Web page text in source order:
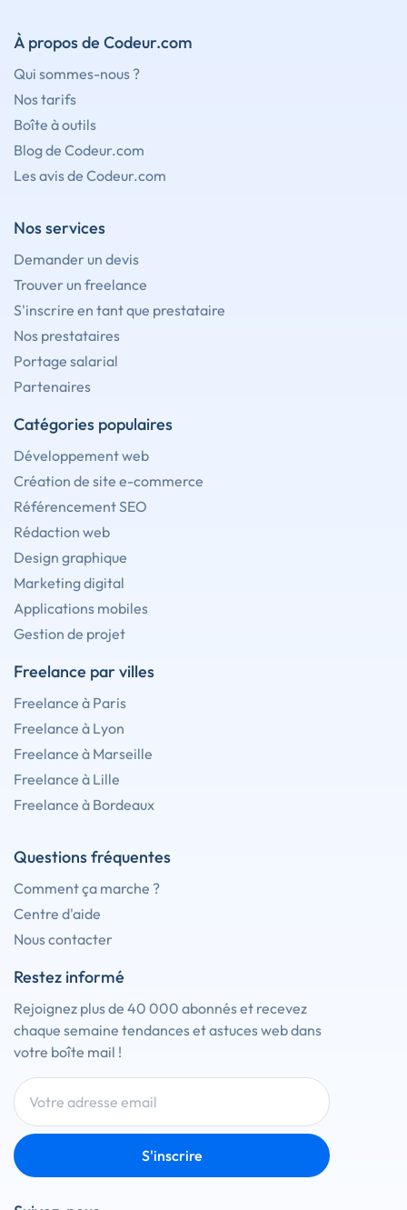
À propos de Codeur.com
Qui sommes-nous ?
Nos tarifs
Boîte à outils
Blog de Codeur.com
Les avis de Codeur.com
Nos services
Demander un devis
Trouver un freelance
S'inscrire en tant que prestataire
Nos prestataires
Portage salarial
Partenaires
Catégories populaires
Développement web
Création de site e-commerce
Référencement SEO
Rédaction web
Design graphique
Marketing digital
Applications mobiles
Gestion de projet
Freelance par villes
Freelance à Paris
Freelance à Lyon
Freelance à Marseille
Freelance à Lille
Freelance à Bordeaux
Questions fréquentes
Comment ça marche ?
Centre d'aide
Nous contacter
Restez informé
Rejoignez plus de 40 000 abonnés et recevez
chaque semaine tendances et astuces web dans
votre boîte mail !
S'inscrire